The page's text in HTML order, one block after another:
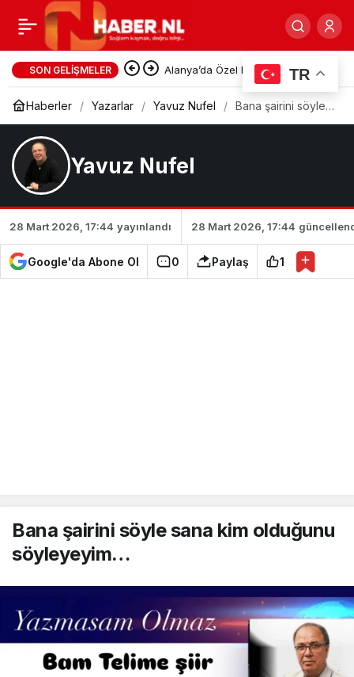
SON GELIŞMELER Hollanda’da Sığınma
Başvurularında Yeni
IND’den Kritik Rapor
Haberler Yazarlar Yavuz Nufel
Bana şairini söyle
Yavuz Nufel
28 Mart 2026, 17:44 yayınlandı 28 Mart 2026, 17:44
Google'da Abone Ol 0 Paylaş 1
Bana şairini söyle sana kim olduğunu
söyleyeyim…
Fıkra der güleriz lakin… 0 Paylaş
TR